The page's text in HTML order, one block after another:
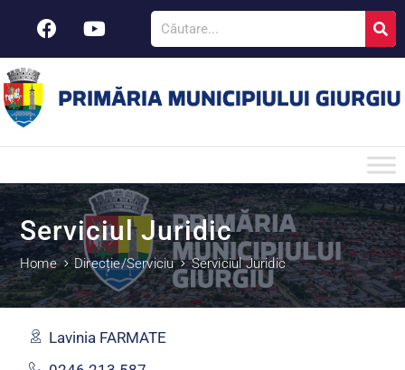
Serviciul Juridic
Home Direcție/Serviciu Serviciul Juridic
Lavinia FARMATE